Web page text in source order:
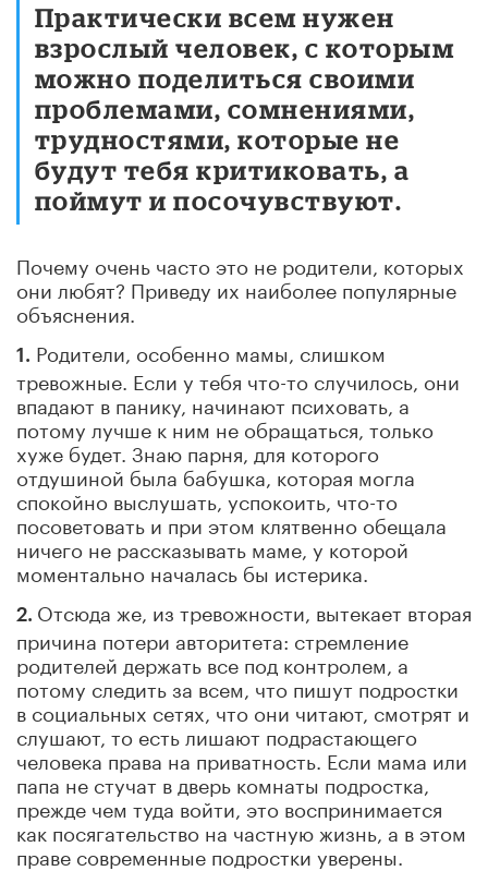
Практически всем нужен
взрослый человек, с которым
можно поделиться своими
проблемами, сомнениями,
трудностями, которые не
будут тебя критиковать, а
поймут и посочувствуют.
Почему очень часто это не родители, которых
они любят? Приведу их наиболее популярные
объяснения.
1. Родители, особенно мамы, слишком
тревожные. Если у тебя что-то случилось, они
впадают в панику, начинают психовать, а
потому лучше к ним не обращаться, только
хуже будет. Знаю парня, для которого
отдушиной была бабушка, которая могла
спокойно выслушать, успокоить, что-то
посоветовать и при этом клятвенно обещала
ничего не рассказывать маме, у которой
моментально началась бы истерика.
2. Отсюда же, из тревожности, вытекает вторая
причина потери авторитета: стремление
родителей держать все под контролем, а
потому следить за всем, что пишут подростки
в социальных сетях, что они читают, смотрят и
слушают, то есть лишают подрастающего
человека права на приватность. Если мама или
папа не стучат в дверь комнаты подростка,
прежде чем туда войти, это воспринимается
как посягательство на частную жизнь, а в этом
праве современные подростки уверены.